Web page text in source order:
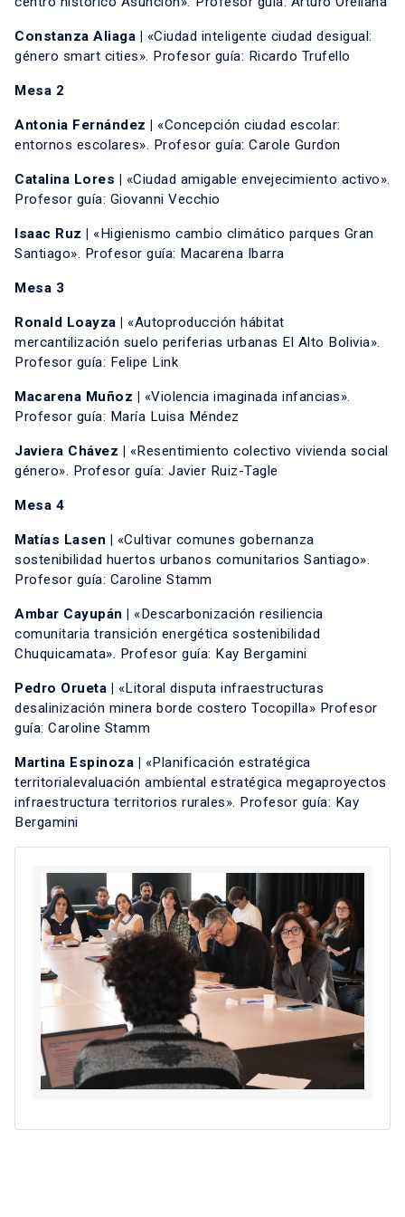
Constanza Aliaga |
«Ciudad inteligente ciudad desigual:
género smart cities». Profesor guía: Ricardo Trufello
Mesa 2
Antonia Fernández | «Concepción ciudad escolar:
entornos escolares». Profesor guía: Carole Gurdon
Catalina Lores | «Ciudad amigable envejecimiento activo».
Profesor guía: Giovanni Vecchio
Isaac Ruz | «Higienismo cambio climático parques Gran
Santiago». Profesor guía: Macarena Ibarra
Mesa 3
Ronald Loayza | «Autoproducción hábitat
mercantilización suelo periferias urbanas El Alto Bolivia».
Profesor guía: Felipe Link
Macarena Muñoz | «Violencia imaginada infancias».
Profesor guía: María Luisa Méndez
Javiera Chávez | «Resentimiento colectivo vivienda social
género». Profesor guía: Javier Ruiz-Tagle
Mesa 4
Matías Lasen | «Cultivar comunes gobernanza
sostenibilidad huertos urbanos comunitarios Santiago».
Profesor guía: Caroline Stamm
Ambar Cayupán |
«Descarbonización resiliencia
comunitaria transición energética sostenibilidad
Chuquicamata». Profesor guía: Kay Bergamini
Pedro Orueta | «Litoral disputa infraestructuras
desalinización minera borde costero Tocopilla» Profesor
guía: Caroline Stamm
Martina Espinoza | «Planificación estratégica
territorialevaluación ambiental estratégica megaproyectos
infraestructura territorios rurales». Profesor guía: Kay
Bergamini